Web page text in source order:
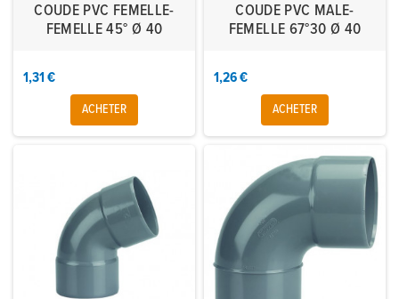
COUDE PVC FEMELLE-
FEMELLE 45° Ø 40
1,31 €
ACHETER
COUDE PVC MALE-
FEMELLE 67°30 Ø 40
1,26 €
ACHETER